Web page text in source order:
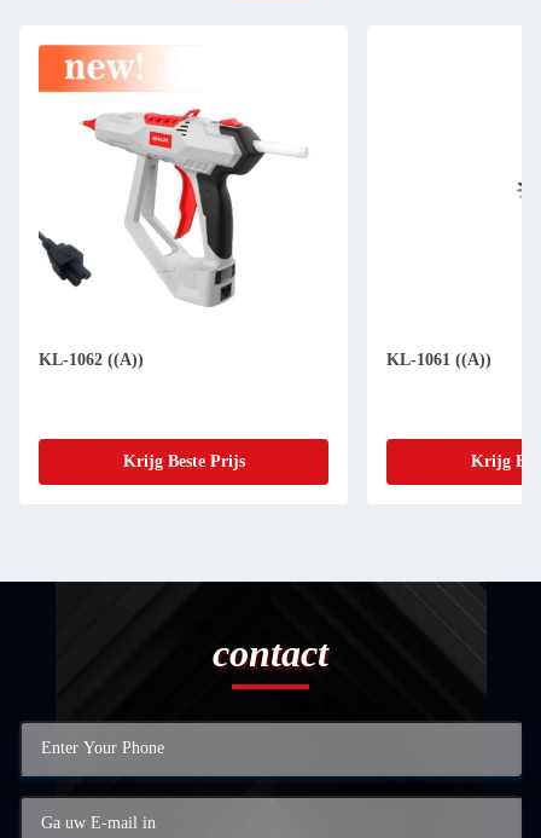
KL-1062 ((A))
Krijg Beste Prijs
KL-1061 ((A))
Krijg
contact